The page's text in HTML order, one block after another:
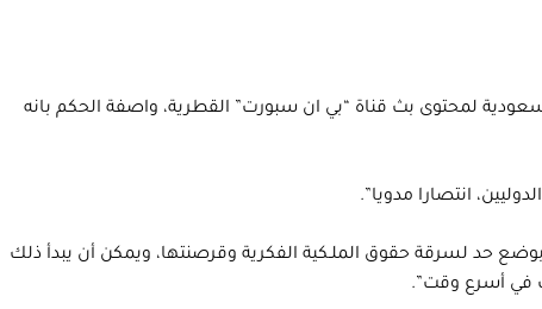
لمحتوى بث قناة “بي ان سبورت” القطرية، واصفة الحكم بانه
انتصارا مدويا”.
حد لسرقة حقوق الملـكية الفكرية وقرصنتها، ويمكن أن يبدأ ذلك
في أسرع وقت”.